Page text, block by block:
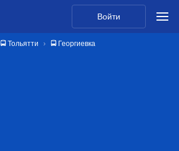
Войти
🚍 Тольятти 🚍 Георгиевка